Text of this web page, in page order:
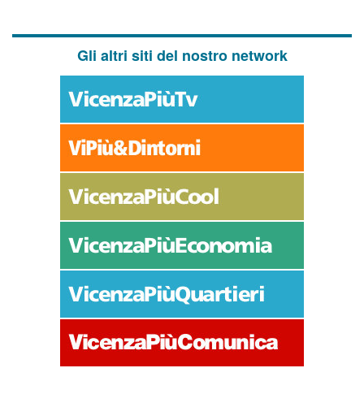
Gli altri siti del nostro network